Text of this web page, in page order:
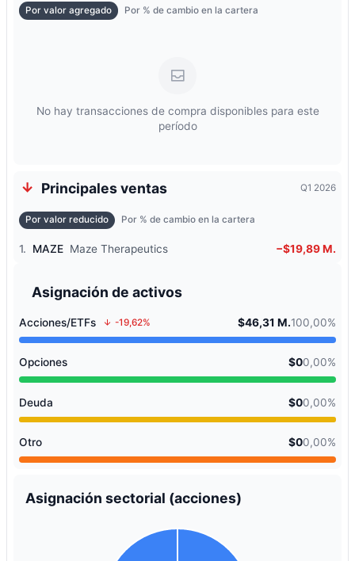
Por valor agregado Por % de cambio en la cartera
No hay transacciones de compra disponibles para este
período
Principales ventas Q1 2026
Por valor reducido Por % de cambio en la cartera
1. MAZE Maze Therapeutics −$19,89 M.
Asignación de activos
Acciones/ETFs -19,62% $46,31 M.100,00%
Opciones $00,00%
Deuda $00,00%
Otro $00,00%
Asignación sectorial (acciones)